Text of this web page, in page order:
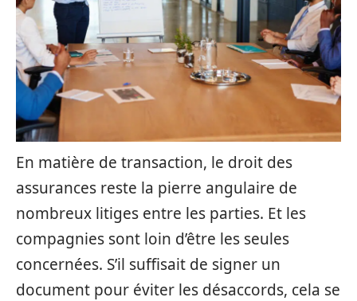
En matière de transaction, le droit des
assurances reste la pierre angulaire de
nombreux litiges entre les parties. Et les
compagnies sont loin d’être les seules
concernées. S’il suffisait de signer un
document pour éviter les désaccords, cela se